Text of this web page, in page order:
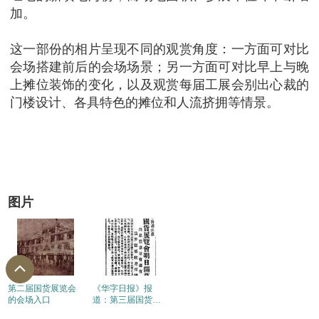
加。
这一部份的相片呈现不同的观赏角度：一方面可对比
会场搭建前后的会场场景；另一方面可对比早上与晚
上摊位装饰的变化，以及观赏每届工展会别出心裁的
门楼设计、各具特色的摊位和人流挤拥等情景。
图片
第二届国货展览会
的会场入口
《华字日报》报
道：第三届国货展